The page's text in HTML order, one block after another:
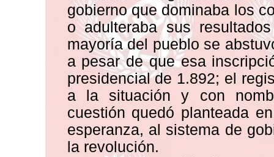
gobierno que dominaba los
o adulteraba sus
mayoría del pueblo se
a pesar de que esa
presidencial de 1.892; el
a la situación y con
cuestión quedó planteada
esperanza, al sistema de
la revolución.